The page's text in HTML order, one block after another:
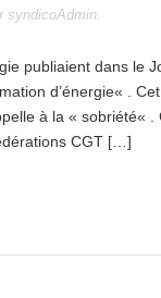
syndicoAdmin.
publiaient dans le
d’énergie« .
à la « sobriété« .
CGT […]